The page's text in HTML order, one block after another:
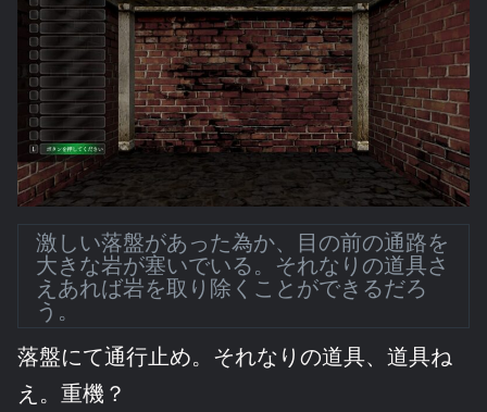
激しい落盤があった為か、目の前の通路を
大きな岩が塞いでいる。それなりの道具さ
えあれば岩を取り除くことができるだろ
う。
落盤にて通行止め。それなりの道具、道具ね
え。重機？